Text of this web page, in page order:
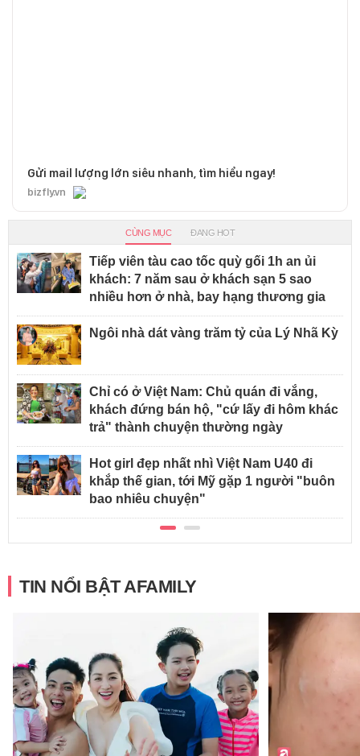
Gửi mail lượng lớn siêu nhanh, tìm hiểu ngay!
bizfly.vn
CÙNG MỤC ĐANG HOT
Tiếp viên tàu cao tốc quỳ gối 1h an ủi
khách: 7 năm sau ở khách sạn 5 sao
nhiều hơn ở nhà, bay hạng thương gia
Ngôi nhà dát vàng trăm tỷ của Lý Nhã Kỳ
Chỉ có ở Việt Nam: Chủ quán đi vắng,
khách đứng bán hộ, "cứ lấy đi hôm khác
trả" thành chuyện thường ngày
Hot girl đẹp nhất nhì Việt Nam U40 đi
khắp thế gian, tới Mỹ gặp 1 người "buôn
bao nhiêu chuyện"
TIN NỔI BẬT AFAMILY